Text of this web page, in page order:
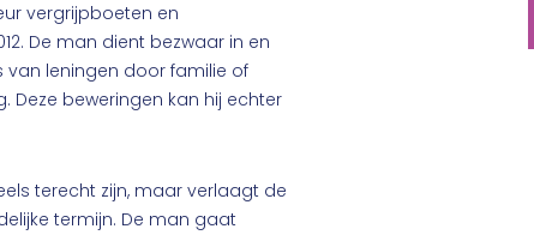
vergrijpboeten en
De man dient bezwaar in en
leningen door familie of
Deze beweringen kan hij echter
terecht zijn, maar verlaagt de
termijn. De man gaat